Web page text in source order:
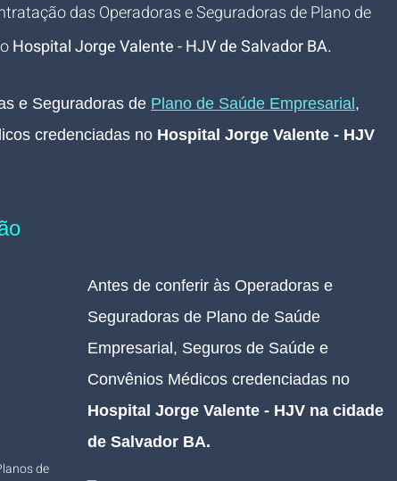
das Operadoras e Seguradoras de Plano de
Hospital Jorge Valente - HJV de Salvador BA.
e Seguradoras de Plano de Saúde Empresarial ,
credenciadas no Hospital Jorge Valente - HJV
de
Antes de conferir às Operadoras e
Seguradoras de Plano de Saúde
Empresarial, Seguros de Saúde e
Convênios Médicos credenciadas no
Hospital Jorge Valente - HJV na cidade
de Salvador BA.